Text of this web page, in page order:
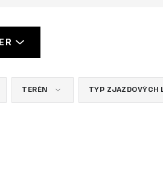
TERÉN TYP ZJAZDOVÝCH